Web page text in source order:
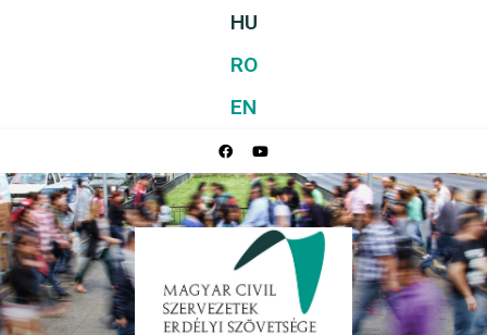
HU
RO
EN